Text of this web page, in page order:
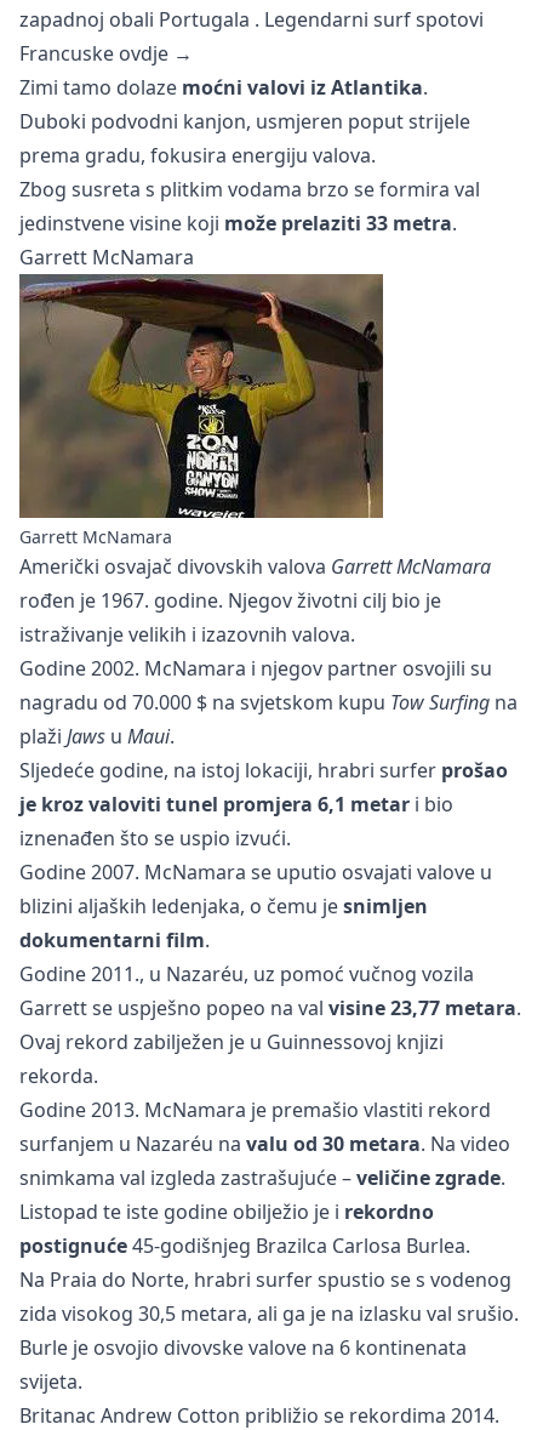
zapadnoj obali Portugala . Legendarni surf spotovi
Francuske ovdje →
Zimi tamo dolaze moćni valovi iz Atlantika.
Duboki podvodni kanjon, usmjeren poput strijele
prema gradu, fokusira energiju valova.
Zbog susreta s plitkim vodama brzo se formira val
jedinstvene visine koji može prelaziti 33 metra.
Garrett McNamara
Garrett McNamara
Američki osvajač divovskih valova Garrett McNamara
rođen je 1967. godine. Njegov životni cilj bio je
istraživanje velikih i izazovnih valova.
Godine 2002. McNamara i njegov partner osvojili su
nagradu od 70.000 $ na svjetskom kupu Tow Surfing na
plaži Jaws u Maui.
Sljedeće godine, na istoj lokaciji, hrabri surfer prošao
je kroz valoviti tunel promjera 6,1 metar i bio
iznenađen što se uspio izvući.
Godine 2007. McNamara se uputio osvajati valove u
blizini aljaških ledenjaka, o čemu jesnimljen
dokumentarni film.
Godine 2011., u Nazaréu, uz pomoć vučnog vozila
Garrett se uspješno popeo na val visine 23,77 metara.
Ovaj rekord zabilježen je u Guinnessovoj knjizi
rekorda.
Godine 2013. McNamara je premašio vlastiti rekord
surfanjem u Nazaréu na valu od 30 metara. Na video
snimkama val izgleda zastrašujuće –veličine zgrade.
Listopad te iste godine obilježio je i rekordno
postignuće45-godišnjeg Brazilca Carlosa Burlea.
Na Praia do Norte, hrabri surfer spustio se s vodenog
zida visokog 30,5 metara, ali ga je na izlasku val srušio.
Burle je osvojio divovske valove na 6 kontinenata
svijeta.
Britanac Andrew Cotton približio se rekordima 2014.